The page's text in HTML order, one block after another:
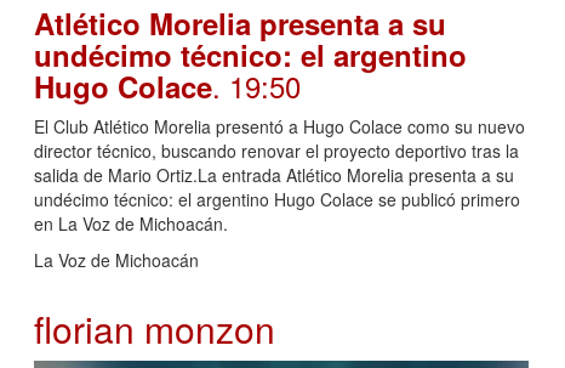
Atlético Morelia presenta a su
undécimo técnico: el argentino
Hugo Colace. 19:50
El Club Atlético Morelia presentó a Hugo Colace como su nuevo
director técnico, buscando renovar el proyecto deportivo tras la
salida de Mario Ortiz.La entrada Atlético Morelia presenta a su
undécimo técnico: el argentino Hugo Colace se publicó primero
en La Voz de Michoacán.
La Voz de Michoacán
florian monzon